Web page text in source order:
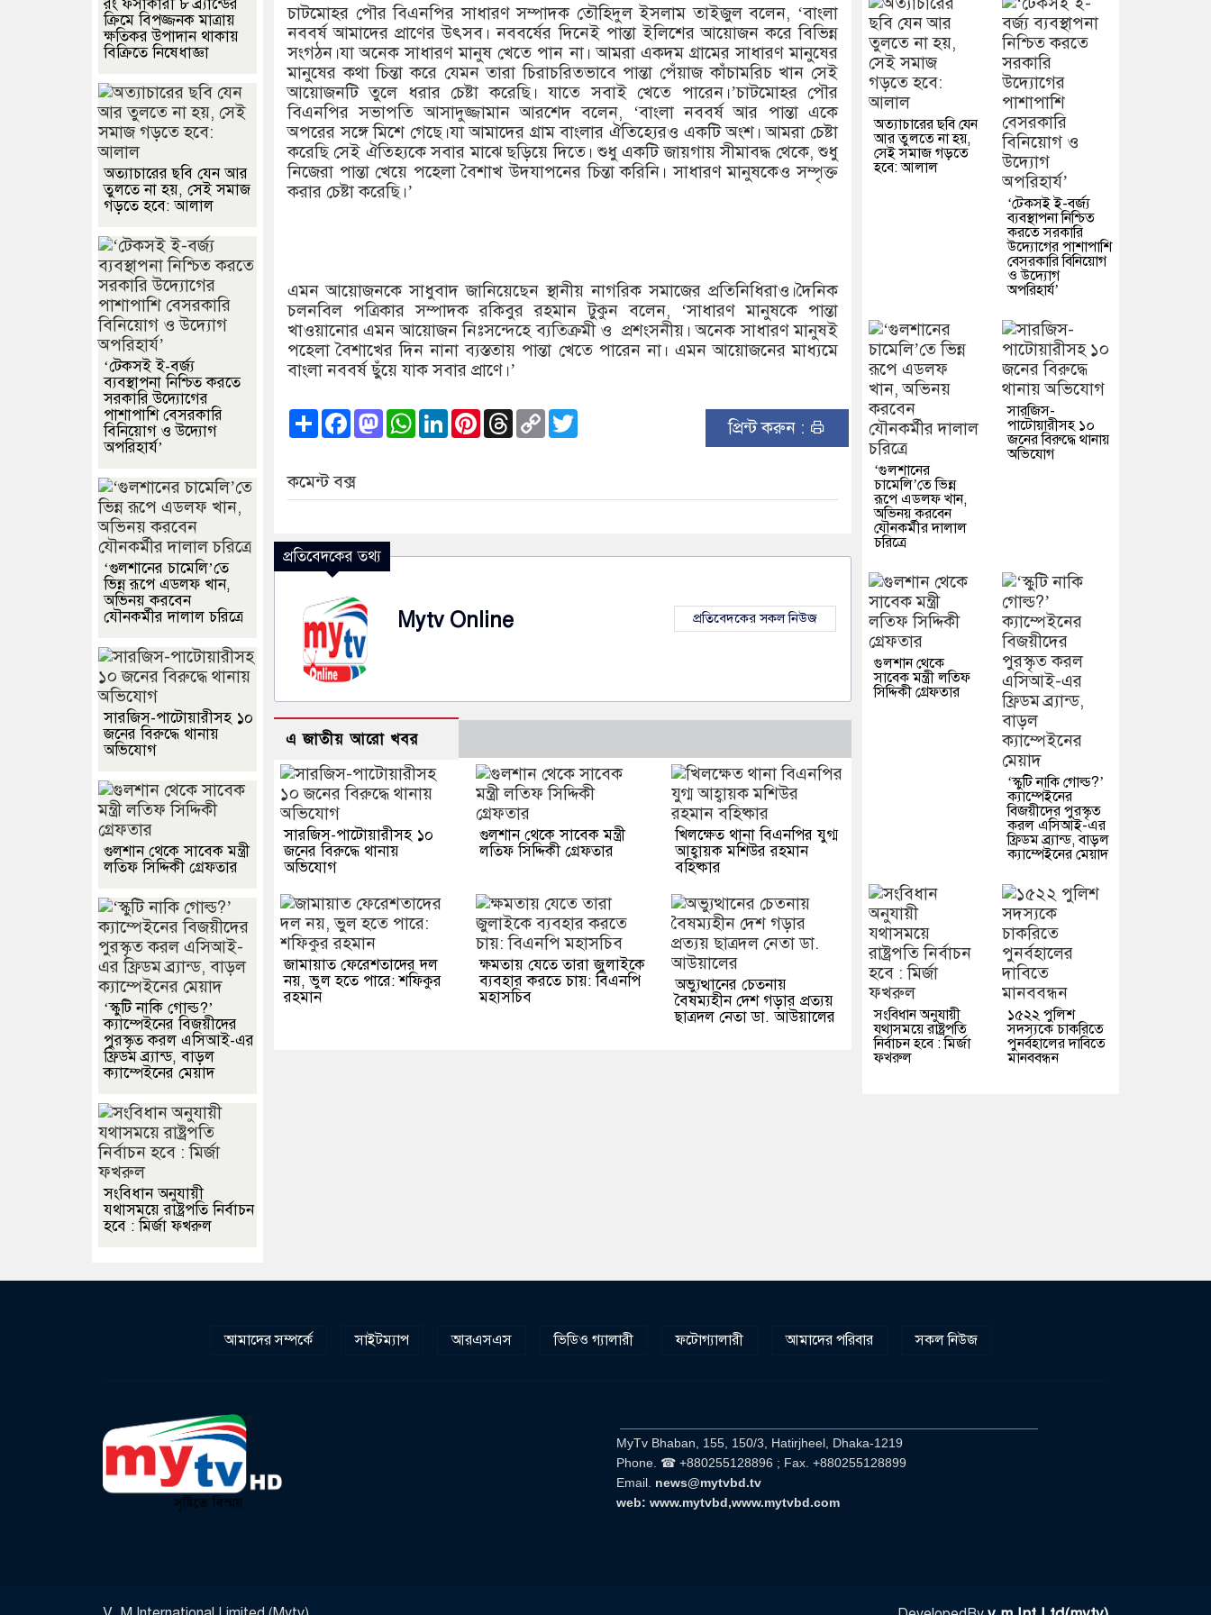
চাটমোহর পৌর বিএনপির সাধারণ সম্পাদক তৌহিদুল ইসলাম তাইজুল বলেন, ‘বাংলা
নববর্ষ আমাদের প্রাণের উৎসব। নববর্ষের দিনেই পান্তা ইলিশের আয়োজন করে বিভিন্ন
সংগঠন।যা অনেক সাধারণ মানুষ খেতে পান না। আমরা একদম গ্রামের সাধারণ মানুষের
মানুষের কথা চিন্তা করে যেমন তারা চিরাচরিতভাবে পান্তা পেঁয়াজ কাঁচামরিচ খান সেই
আয়োজনটি তুলে ধরার চেষ্টা করেছি। যাতে সবাই খেতে পারেন।’চাটমোহর পৌর
বিএনপির সভাপতি আসাদুজ্জামান আরশেদ বলেন, ‘বাংলা নববর্ষ আর পান্তা একে
অপরের সঙ্গে মিশে গেছে।যা আমাদের গ্রাম বাংলার ঐতিহ্যেরও একটি অংশ। আমরা চেষ্টা
করেছি সেই ঐতিহ্যকে সবার মাঝে ছড়িয়ে দিতে। শুধু একটি জায়গায় সীমাবদ্ধ থেকে, শুধু
নিজেরা পান্তা খেয়ে পহেলা বৈশাখ উদযাপনের চিন্তা করিনি। সাধারণ মানুষকেও সম্পৃক্ত
করার চেষ্টা করেছি।’
এমন আয়োজনকে সাধুবাদ জানিয়েছেন স্থানীয় নাগরিক সমাজের প্রতিনিধিরাও।দৈনিক
চলনবিল পত্রিকার সম্পাদক রকিবুর রহমান টুকুন বলেন, ‘সাধারণ মানুষকে পান্তা
খাওয়ানোর এমন আয়োজন নিঃসন্দেহে ব্যতিক্রমী ও প্রশংসনীয়। অনেক সাধারণ মানুষই
পহেলা বৈশাখের দিন নানা ব্যস্ততায় পান্তা খেতে পারেন না। এমন আয়োজনের মাধ্যমে
বাংলা নববর্ষ ছুঁয়ে যাক সবার প্রাণে।’
ShareFacebook
Mastodon
WhatsApp
LinkedInPinterest
Threads
Copy
Link প্রিন্ট করুন :
কমেন্ট বক্স
প্রতিবেদকের তথ্য
Mytv Online প্রতিবেদকের সকল নিউজ
এ জাতীয় আরো খবর
সারজিস-পাটোয়ারীসহ ১০
জনের বিরুদ্ধে থানায়
অভিযোগ
গুলশান থেকে সাবেক মন্ত্রী
লতিফ সিদ্দিকী গ্রেফতার
খিলক্ষেত থানা বিএনপির যুগ্ম
আহ্বায়ক মশিউর রহমান
বহিষ্কার
জামায়াত ফেরেশতাদের দল
নয়, ভুল হতে পারে: শফিকুর
রহমান
ক্ষমতায় যেতে তারা জুলাইকে
ব্যবহার করতে চায়: বিএনপি
মহাসচিব
অভ্যুত্থানের চেতনায়
বৈষম্যহীন দেশ গড়ার প্রত্যয়
ছাত্রদল নেতা ডা. আউয়ালের
রং ফর্সাকারী ৮ ব্র্যান্ডের
ক্রিমে বিপজ্জনক মাত্রায়
ক্ষতিকর উপাদান থাকায়
বিক্রিতে নিষেধাজ্ঞা
অত্যাচারের ছবি যেন আর
তুলতে না হয়, সেই সমাজ
গড়তে হবে: আলাল
‘টেকসই ই-বর্জ্য
ব্যবস্থাপনা নিশ্চিত করতে
সরকারি উদ্যোগের
পাশাপাশি বেসরকারি
বিনিয়োগ ও উদ্যোগ
অপরিহার্য’
‘গুলশানের চামেলি’তে
ভিন্ন রূপে এডলফ খান,
অভিনয় করবেন
যৌনকর্মীর দালাল চরিত্রে
সারজিস-পাটোয়ারীসহ ১০
জনের বিরুদ্ধে থানায়
অভিযোগ
গুলশান থেকে সাবেক মন্ত্রী
লতিফ সিদ্দিকী গ্রেফতার
‘স্কুটি নাকি গোল্ড?’
ক্যাম্পেইনের বিজয়ীদের
পুরস্কৃত করল এসিআই-এর
ফ্রিডম ব্র্যান্ড, বাড়ল
ক্যাম্পেইনের মেয়াদ
সংবিধান অনুযায়ী
যথাসময়ে রাষ্ট্রপতি নির্বাচন
হবে : মির্জা ফখরুল
অত্যাচারের ছবি যেন
আর তুলতে না হয়,
সেই সমাজ গড়তে
হবে: আলাল
‘টেকসই ই-বর্জ্য
ব্যবস্থাপনা নিশ্চিত
করতে সরকারি
উদ্যোগের পাশাপাশি
বেসরকারি বিনিয়োগ
ও উদ্যোগ
অপরিহার্য’
‘গুলশানের
চামেলি’তে ভিন্ন
রূপে এডলফ খান,
অভিনয় করবেন
যৌনকর্মীর দালাল
চরিত্রে
সারজিস-
পাটোয়ারীসহ ১০
জনের বিরুদ্ধে থানায়
অভিযোগ
গুলশান থেকে
সাবেক মন্ত্রী লতিফ
সিদ্দিকী গ্রেফতার
‘স্কুটি নাকি গোল্ড?’
ক্যাম্পেইনের
বিজয়ীদের পুরস্কৃত
করল এসিআই-এর
ফ্রিডম ব্র্যান্ড, বাড়ল
ক্যাম্পেইনের মেয়াদ
সংবিধান অনুযায়ী
যথাসময়ে রাষ্ট্রপতি
নির্বাচন হবে : মির্জা
ফখরুল
১৫২২ পুলিশ
সদস্যকে চাকরিতে
পুনর্বহালের দাবিতে
মানববন্ধন
আমাদের সম্পর্কে সাইটম্যাপ আরএসএস ভিডিও গ্যালারী ফটোগ্যালারী আমাদের পরিবার সকল নিউজ
MyTv Bhaban, 155, 150/3, Hatirjheel, Dhaka-1219
Phone. ☎ +880255128896 ; Fax. +880255128899
Email. news@mytvbd.tv
web: www.mytvbd,www.mytvbd.com